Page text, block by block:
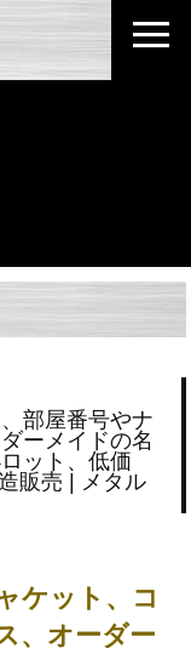
部屋番号やナ
ーメイドの名
ット、低価
販売 | メタル
ケット、コ
、オーダー